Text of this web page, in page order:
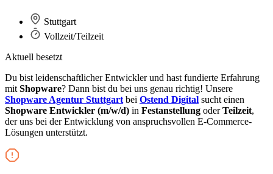
Stuttgart
Vollzeit/Teilzeit
Aktuell besetzt
Du bist leidenschaftlicher Entwickler und hast fundierte Erfahrung
mitShopware? Dann bist du bei uns genau richtig! Unsere
Shopware Agentur Stuttgartbei Ostend Digital sucht einen
Shopware Entwickler (m/w/d) in Festanstellung oderTeilzeit,
der uns bei der Entwicklung von anspruchsvollen E-Commerce-
Lösungen unterstützt.